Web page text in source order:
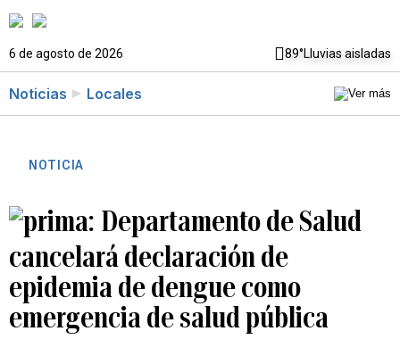
6 de agosto de 2026 89°Lluvias aisladas
Noticias Locales
NOTICIA
Departamento de Salud
cancelará declaración de
epidemia de dengue como
emergencia de salud pública